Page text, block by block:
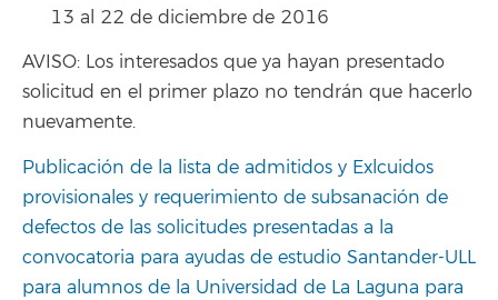
13 al 22 de diciembre de 2016
AVISO: Los interesados que ya hayan presentado
solicitud en el primer plazo no tendrán que hacerlo
nuevamente.
Publicación de la lista de admitidos y Exlcuidos
provisionales y requerimiento de subsanación de
defectos de las solicitudes presentadas a la
convocatoria para ayudas de estudio Santander-ULL
para alumnos de la Universidad de La Laguna para